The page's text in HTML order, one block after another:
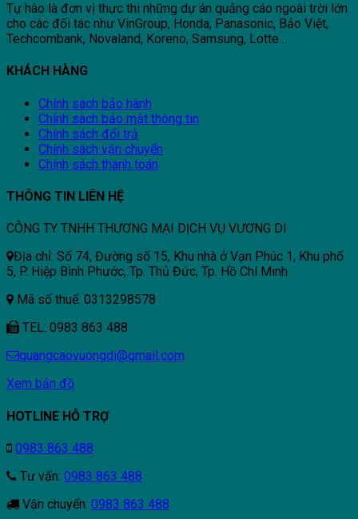
Tự hào là đơn vị thực thi những dự án quảng cáo ngoài trời lớn
cho các đối tác như VinGroup, Honda, Panasonic, Bảo Việt,
Techcombank, Novaland, Koreno, Samsung, Lotte…
KHÁCH HÀNG
Chính sách bảo hành
Chính sách bảo mật thông tin
Chính sách đổi trả
Chính sách vận chuyển
Chính sách thanh toán
THÔNG TIN LIÊN HỆ
CÔNG TY TNHH THƯƠNG MẠI DỊCH VỤ VƯƠNG DI
Địa chỉ: Số 74, Đường số 15, Khu nhà ở Vạn Phúc 1, Khu phố
5, P. Hiệp Bình Phước, Tp. Thủ Đức, Tp. Hồ Chí Minh
Mã số thuế: 0313298578
TEL: 0983 863 488
quangcaovuongdi@gmail.com
Xem bản đồ
HOTLINE HỖ TRỢ
0983 863 488
Tư vấn: 0983 863 488
Vận chuyển: 0983 863 488